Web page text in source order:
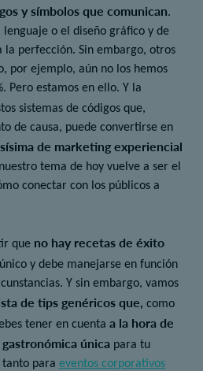
y símbolos que comunican.
lenguaje o el diseño gráfico y de
la perfección. Sin embargo, otros
por ejemplo, aún no los hemos
Pero estamos en ello. Y la
sistemas de códigos que,
de causa, puede convertirse en
de marketing experiencial
tema de hoy vuelve a ser el
conectar con los públicos a
que no hay recetas de éxito
y debe manejarse en función
Y sin embargo, vamos
de tips genéricos que, como
tener en cuenta a la hora de
única para tu
para eventos corporativos